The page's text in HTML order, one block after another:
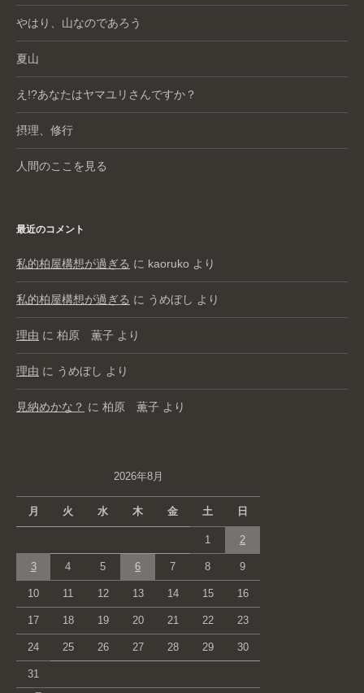
やはり、山なのであろう
夏山
え!?あなたはヤマユリさんですか？
摂理、修行
人間のここを見る
最近のコメント
私的柏屋構想が過ぎる に kaoruko より
私的柏屋構想が過ぎる に うめぼし より
理由 に 柏原 薫子 より
理由 に うめぼし より
見納めかな？ に 柏原 薫子 より
2026年8月
月 火 水 木 金 土 日
1 2
3 4 5 6 7 8 9
10 11 12 13 14 15 16
17 18 19 20 21 22 23
24 25 26 27 28 29 30
31